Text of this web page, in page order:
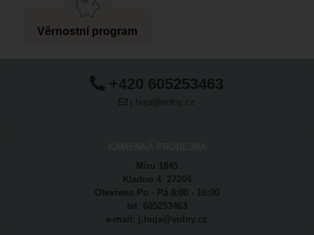
Věrnostní program
+420 605253463
j.huja@volny.cz
Míru 1845
Kladno 4 27204
Otevřeno Po - Pá 8:00 - 16:00
tel: 605253463
e-mail: j.huja@volny.cz